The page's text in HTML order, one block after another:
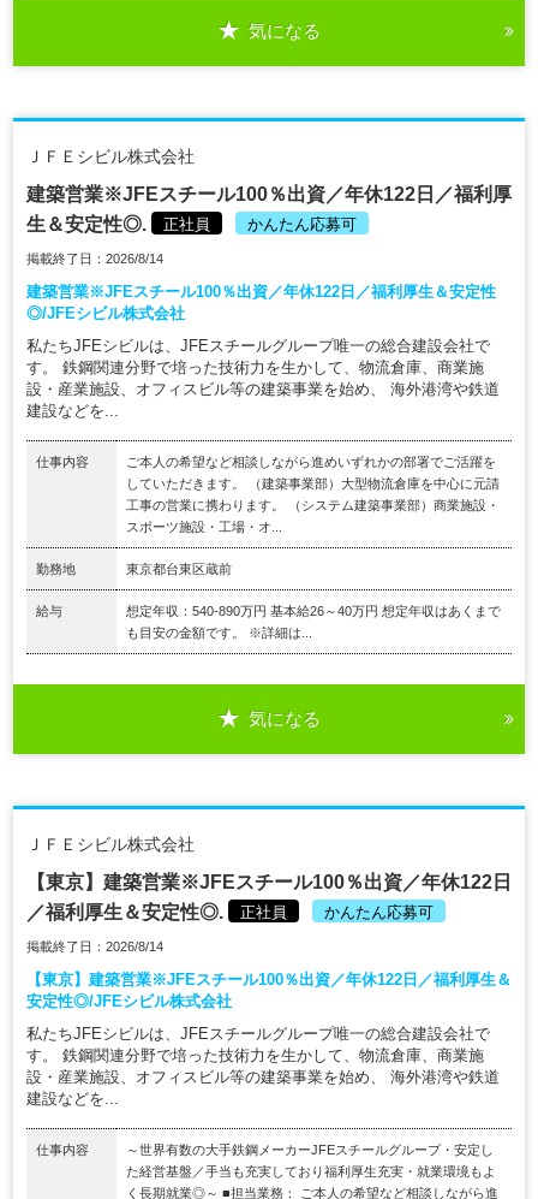
気になる
ＪＦＥシビル株式会社
建築営業※JFEスチール100％出資／年休122日／福利厚
生＆安定性◎.
正社員 かんたん応募可
掲載終了日：2026/8/14
建築営業※JFEスチール100％出資／年休122日／福利厚生＆安定性
◎/JFEシビル株式会社
私たちJFEシビルは、JFEスチールグループ唯一の総合建設会社で
す。 鉄鋼関連分野で培った技術力を生かして、物流倉庫、商業施
設・産業施設、オフィスビル等の建築事業を始め、 海外港湾や鉄道
建設などを...
仕事内容
ご本人の希望など相談しながら進めいずれかの部署でご活躍を
していただきます。 （建築事業部）大型物流倉庫を中心に元請
工事の営業に携わります。 （システム建築事業部）商業施設・
スポーツ施設・工場・オ...
勤務地 東京都台東区蔵前
給与
想定年収：540-890万円 基本給26～40万円 想定年収はあくまで
も目安の金額です。 ※詳細は...
気になる
ＪＦＥシビル株式会社
【東京】建築営業※JFEスチール100％出資／年休122日
／福利厚生＆安定性◎.
正社員 かんたん応募可
掲載終了日：2026/8/14
【東京】建築営業※JFEスチール100％出資／年休122日／福利厚生＆
安定性◎/JFEシビル株式会社
私たちJFEシビルは、JFEスチールグループ唯一の総合建設会社で
す。 鉄鋼関連分野で培った技術力を生かして、物流倉庫、商業施
設・産業施設、オフィスビル等の建築事業を始め、 海外港湾や鉄道
建設などを...
仕事内容
～世界有数の大手鉄鋼メーカーJFEスチールグループ・安定し
た経営基盤／手当も充実しており福利厚生充実・就業環境もよ
く長期就業◎～ ■担当業務： ご本人の希望など相談しながら進